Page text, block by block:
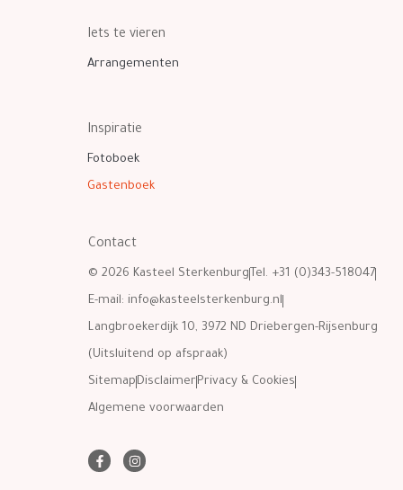
Iets te vieren
Arrangementen
Inspiratie
Fotoboek
Gastenboek
Contact
© 2026 Kasteel Sterkenburg Tel. +31 (0)343-518047
E-mail: info@kasteelsterkenburg.nl
Langbroekerdijk 10, 3972 ND Driebergen-Rijsenburg
(Uitsluitend op afspraak)
Sitemap Disclaimer Privacy & Cookies
Algemene voorwaarden
F
a
I
n